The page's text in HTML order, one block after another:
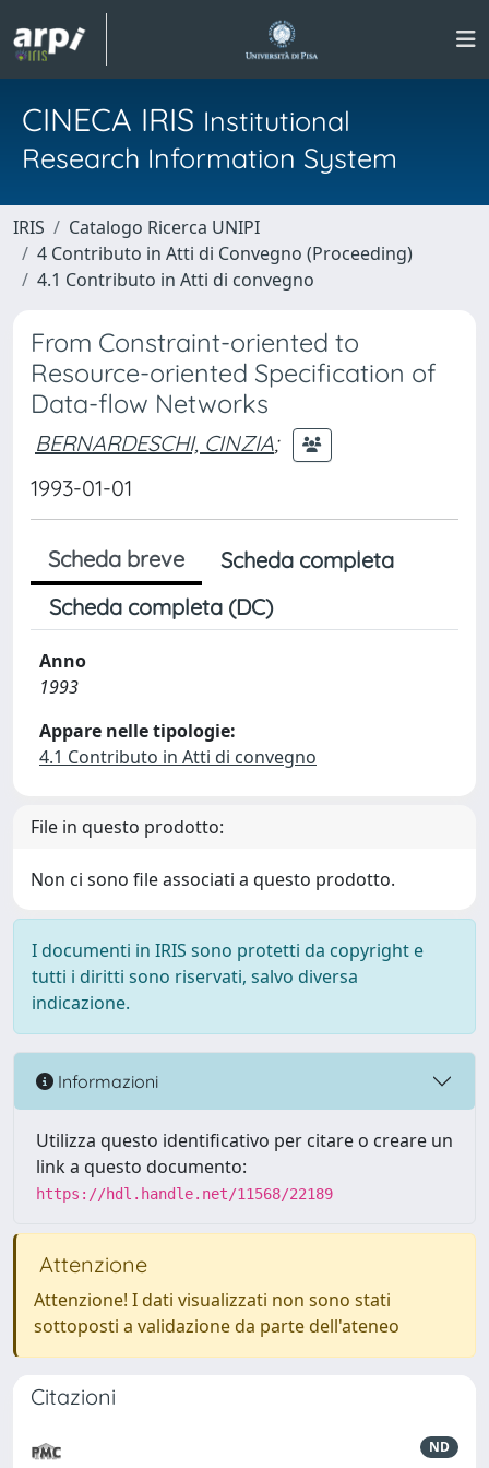
CINECA IRIS Institutional
Research Information System
IRIS
Catalogo Ricerca UNIPI
4 Contributo in Atti di Convegno (Proceeding)
4.1 Contributo in Atti di convegno
From Constraint-oriented to
Resource-oriented Specification of
Data-flow Networks
BERNARDESCHI, CINZIA;
1993-01-01
Scheda breve
Scheda completa
Scheda completa (DC)
Anno
1993
Appare nelle tipologie:
4.1 Contributo in Atti di convegno
File in questo prodotto:
Non ci sono file associati a questo prodotto.
I documenti in IRIS sono protetti da copyright e
tutti i diritti sono riservati, salvo diversa
indicazione.
Informazioni
Utilizza questo identificativo per citare o creare un
link a questo documento:
https://hdl.handle.net/11568/22189
Attenzione
Attenzione! I dati visualizzati non sono stati
sottoposti a validazione da parte dell'ateneo
Citazioni
ND